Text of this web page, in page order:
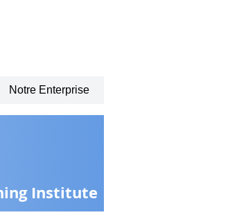
Notre Enterprise
Institute